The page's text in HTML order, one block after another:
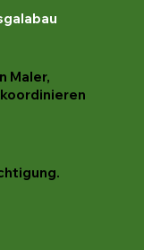
Maler,